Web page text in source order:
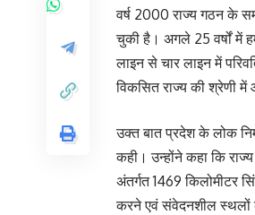
वर्ष 2000 राज्य गठन के
चुकी है। अगले 25 वर्षों में
लाइन से चार लाइन में
विकसित राज्य की श्रेणी
उक्त बात प्रदेश के लोक
कही। उन्होंने कहा कि राज्य
अंतर्गत 1469 किलोमीटर
करने एवं संवेदनशील स्थलों के